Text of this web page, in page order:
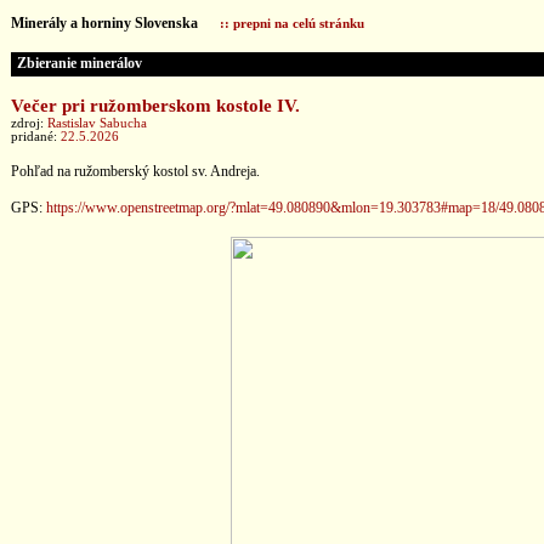
Minerály a horniny Slovenska :: prepni na celú stránku
Zbieranie minerálov
Večer pri ružomberskom kostole IV.
zdroj: Rastislav Sabucha
pridané: 22.5.2026
Pohľad na ružomberský kostol sv. Andreja.
GPS: https://www.openstreetmap.org/?mlat=49.080890&mlon=19.303783#map=18/